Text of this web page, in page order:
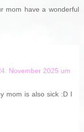
mom have a wonderful
November 2025 um
mom is also sick :D I